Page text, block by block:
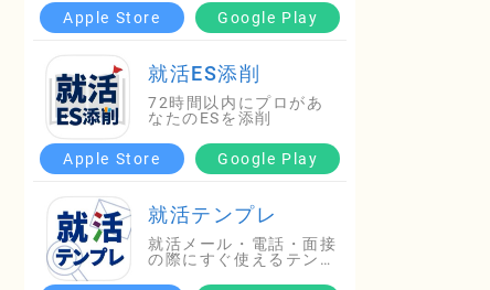
Apple Store Google Play
就活ES添削
72時間以内にプロがあ
なたのESを添削
Apple Store Google Play
就活テンプレ
就活メール・電話・面接
の際にすぐ使えるテンプ